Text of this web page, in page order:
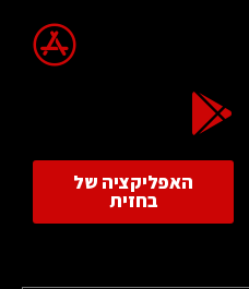
האפליקציה של
בחזית